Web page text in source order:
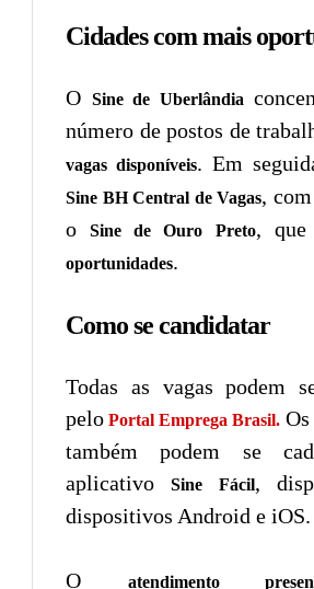
Cidades com mais
O Sine de Uberlândia
número de postos de
vagas disponíveis. Em
Sine BH Central de Vagas, com
oSine de Ouro Preto,
oportunidades.
Como se candidatar
Todas as vagas podem
pelo Portal Emprega Brasil.
também podem se
aplicativoSine Fácil,
dispositivos Android e iOS.
O atendimento